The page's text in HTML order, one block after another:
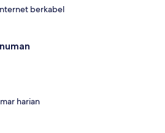
berkabel
harian